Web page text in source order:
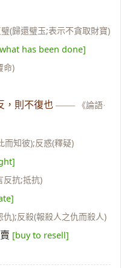
(歸還璧玉;表示不貪取財寶)
has been done]
命)
，則不復也 ——
《論語·
而知彼);反惑(釋疑)
反抗;抵抗)
仇);反殺(報殺人之仇而殺人)
[buy to resell]